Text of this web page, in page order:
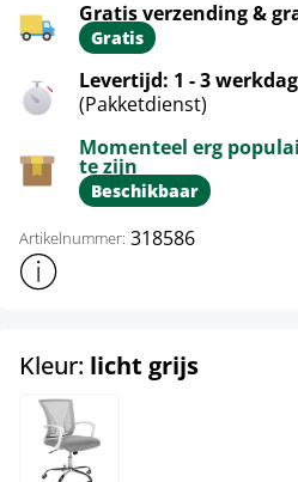
Gratis verzending &
Gratis
Levertijd: 1 - 3
(Pakketdienst)
Momenteel erg
te zijn
Beschikbaar
Artikelnummer: 318586
Toon meer productinformatie
Kleur: licht grijsselect
licht grijs